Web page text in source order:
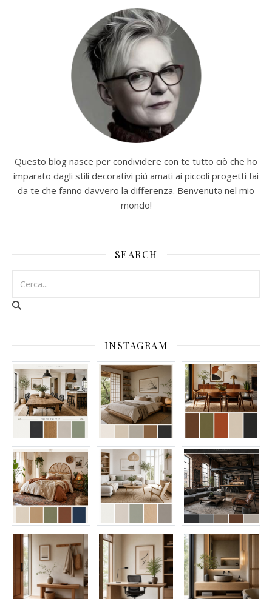
Questo blog nasce per condividere con te tutto ciò che ho
imparato dagli stili decorativi più amati ai piccoli progetti fai
da te che fanno davvero la differenza. Benvenutə nel mio
mondo!
SEARCH
INSTAGRAM